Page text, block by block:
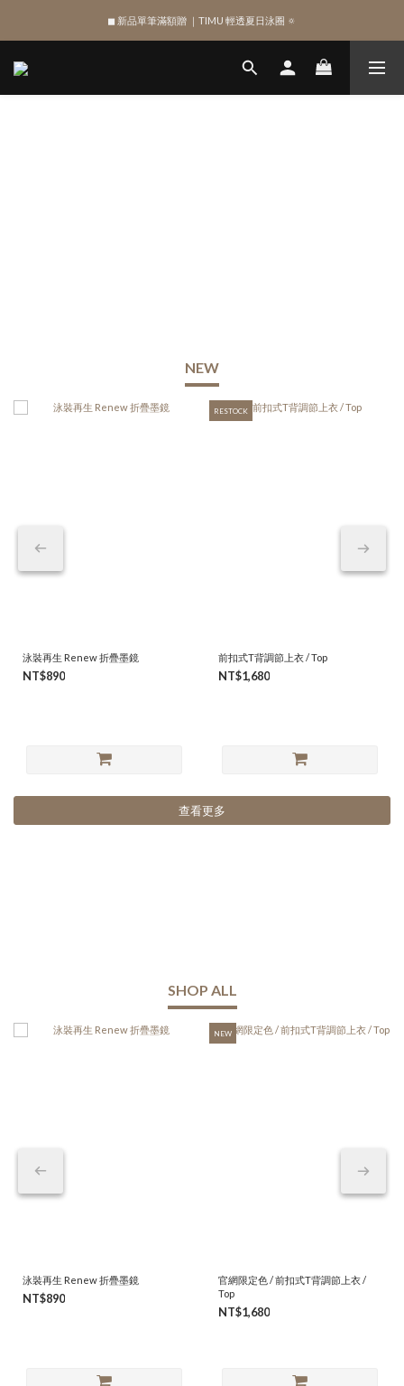
綁定 LINE 註冊新會員，獲得 $100 購物金
◼︎ 新品單筆滿額贈 ｜TIMU 輕透夏日泳圈 🔅
綁定 LINE 註冊新會員，獲得 $100 購物金
NEW
泳裝再生 Renew 折疊墨鏡
NT$890
RESTOCK
前扣式T背調節上衣 / Top
NT$1,680
查看更多
SHOP ALL
泳裝再生 Renew 折疊墨鏡
NT$890
NEW
官網限定色 / 前扣式T背調節上衣 /
Top
NT$1,680